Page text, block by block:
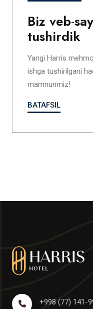
Biz veb-
tushirdik
Yangi Harris
ishga tushirilgani
mamnunmiz!
BATAFSIL
+998 (77) 141-